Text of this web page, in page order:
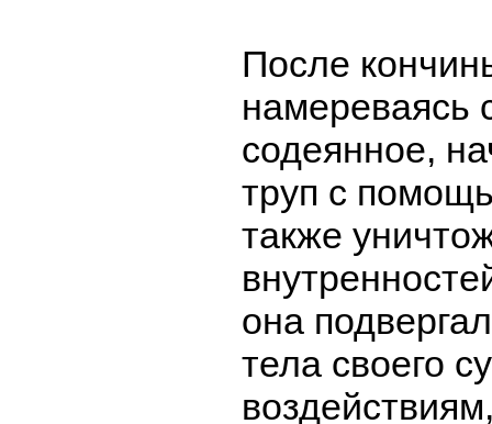
После
намереваясь
содеянное,
труп с
также
она
тела своего